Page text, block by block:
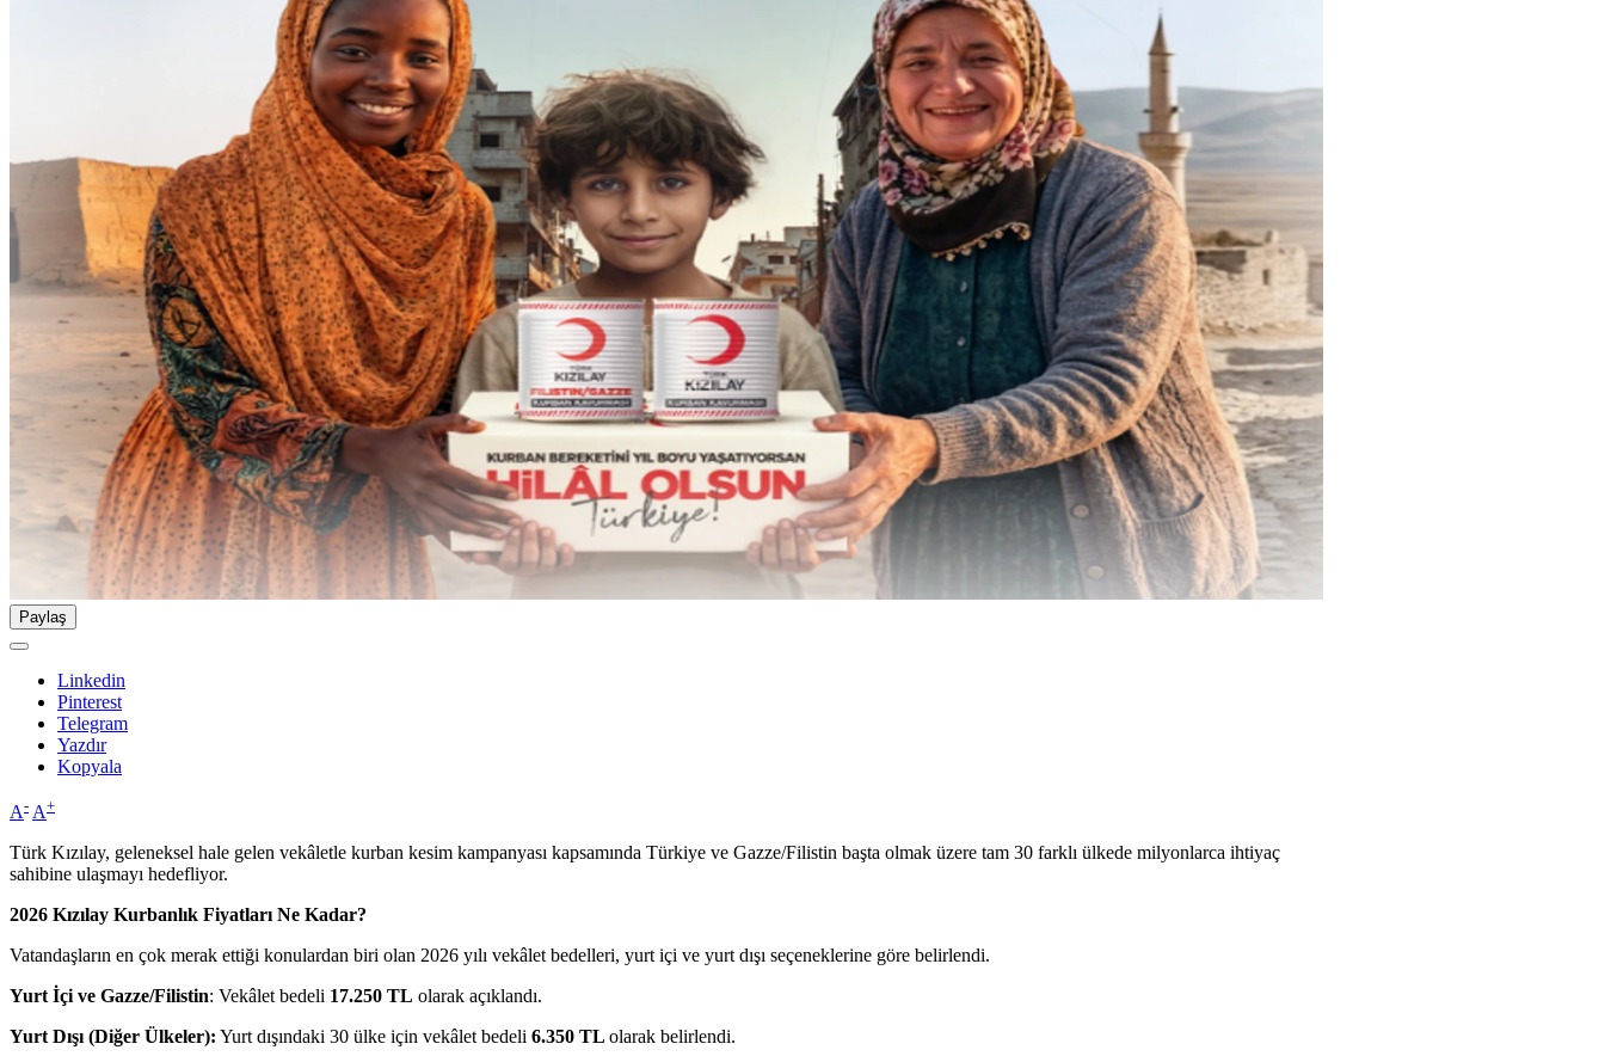
Paylaş
Linkedin
Pinterest
Telegram
Yazdır
Kopyala
A- A+
Türk Kızılay, geleneksel hale gelen vekâletle kurban kesim kampanyası kapsamında Türkiye ve Gazze/Filistin başta olmak üzere tam 30 farklı ülkede milyonlarca ihtiyaç
sahibine ulaşmayı hedefliyor.
2026 Kızılay Kurbanlık Fiyatları Ne Kadar?
Vatandaşların en çok merak ettiği konulardan biri olan 2026 yılı vekâlet bedelleri, yurt içi ve yurt dışı seçeneklerine göre belirlendi.
Yurt İçi ve Gazze/Filistin: Vekâlet bedeli 17.250 TL olarak açıklandı.
Yurt Dışı (Diğer Ülkeler): Yurt dışındaki 30 ülke için vekâlet bedeli 6.350 TL olarak belirlendi.